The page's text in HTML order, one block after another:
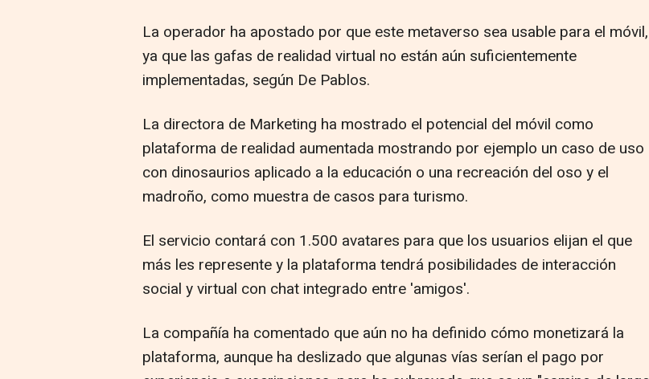
La operador ha apostado por que este metaverso sea usable para el móvil,
ya que las gafas de realidad virtual no están aún suficientemente
implementadas, según De Pablos.
La directora de Marketing ha mostrado el potencial del móvil como
plataforma de realidad aumentada mostrando por ejemplo un caso de uso
con dinosaurios aplicado a la educación o una recreación del oso y el
madroño, como muestra de casos para turismo.
El servicio contará con 1.500 avatares para que los usuarios elijan el que
más les represente y la plataforma tendrá posibilidades de interacción
social y virtual con chat integrado entre 'amigos'.
La compañía ha comentado que aún no ha definido cómo monetizará la
plataforma, aunque ha deslizado que algunas vías serían el pago por